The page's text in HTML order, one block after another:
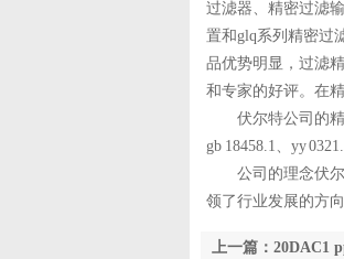
过滤器、精密过滤
置和glq系列精密过
品优势明显，过滤
和专家的好评。在
伏尔特公司的精
gb 18458.1、yy
公司的理念伏尔
领了行业发展的方向
上一篇：20DAC1